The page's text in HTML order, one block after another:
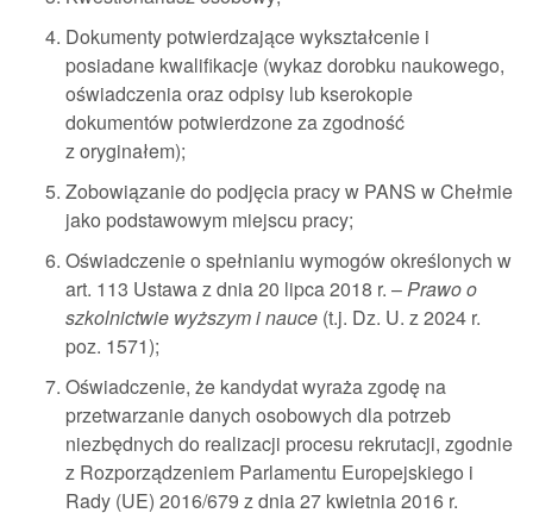
Dokumenty potwierdzające wykształcenie i
posiadane kwalifikacje (wykaz dorobku naukowego,
oświadczenia oraz odpisy lub kserokopie
dokumentów potwierdzone za zgodność
z oryginałem);
Zobowiązanie do podjęcia pracy w PANS w Chełmie
jako podstawowym miejscu pracy;
Oświadczenie o spełnianiu wymogów określonych w
art. 113 Ustawa z dnia 20 lipca 2018 r. –Prawo o
szkolnictwie wyższym i nauce (t.j. Dz. U. z 2024 r.
poz. 1571);
Oświadczenie, że kandydat wyraża zgodę na
przetwarzanie danych osobowych dla potrzeb
niezbędnych do realizacji procesu rekrutacji, zgodnie
z Rozporządzeniem Parlamentu Europejskiego i
Rady (UE) 2016/679 z dnia 27 kwietnia 2016 r.